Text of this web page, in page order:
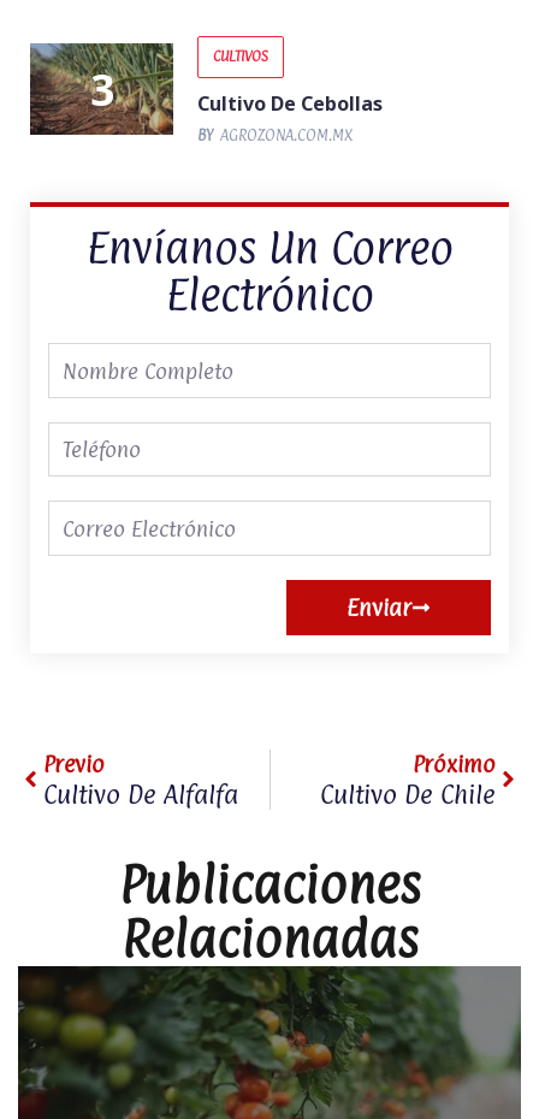
CULTIVOS
Cultivo De Cebollas
BY AGROZONA.COM.MX
Envíanos Un Correo
Electrónico
Nombre
Completo
Teléfono
electrónico
Enviar
Previo
Cultivo De Alfalfa
Próximo
Cultivo De Chile
Publicaciones
Relacionadas